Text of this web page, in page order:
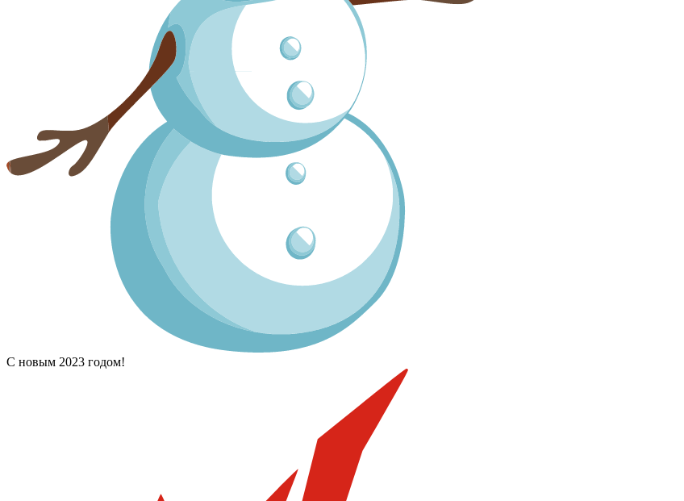
С новым 2023 годом!